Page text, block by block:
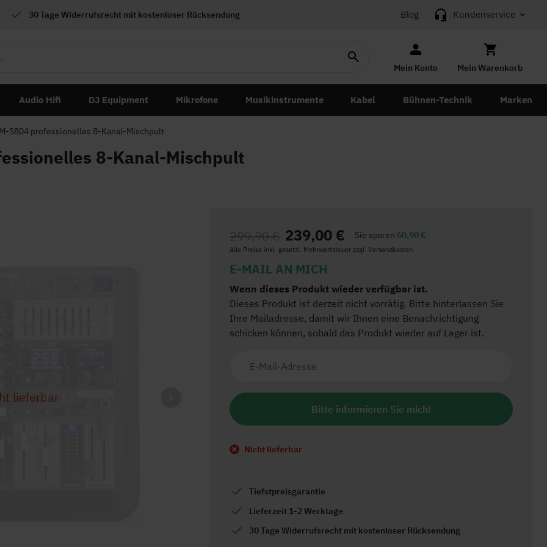
30 Tage Widerrufsrecht mit kostenloser Rücksendung Blog Kundenservice
Mein Konto Mein Warenkorb
Audio Hifi DJ Equipment Mikrofone Musikinstrumente Kabel Bühnen-Technik Marken
S804 professionelles 8-Kanal-Mischpult
8-Kanal-Mischpult
239,00 €
299,90 € Sie sparen 60,90 €
Alle Preise inkl. gesetzl. Mehrwertsteuer zzgl. Versandkosten.
Nicht lieferbar
Tiefstpreisgarantie
Lieferzeit 1-2 Werktage
30 Tage Widerrufsrecht mit kostenloser Rücksendung
lieferbar